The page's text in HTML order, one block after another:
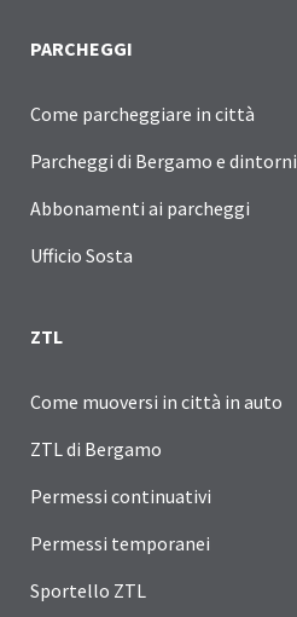
PARCHEGGI
Come parcheggiare in città
Parcheggi di Bergamo e dintorni
Abbonamenti ai parcheggi
Ufficio Sosta
ZTL
Come muoversi in città in auto
ZTL di Bergamo
Permessi continuativi
Permessi temporanei
Sportello ZTL